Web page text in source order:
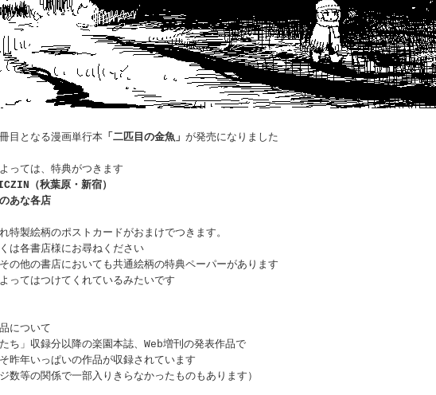
目となる漫画単行本 「二匹目の金魚」 が発売になりました
っては、特典がつきます
（秋葉原・新宿）
あな各店
特製絵柄のポストカードがおまけでつきます。
は各書店様にお尋ねください
の他の書店においても共通絵柄の特典ペーパーがあります
ってはつけてくれているみたいです
について
たち」収録分以降の楽園本誌、Web増刊の発表作品で
昨年いっぱいの作品が収録されています
ジ数等の関係で一部入りきらなかったものもあります）